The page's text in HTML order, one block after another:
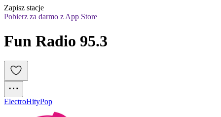
Zapisz stacje
Pobierz za darmo z App Store
Fun Radio 95.3
ElectroHityPop